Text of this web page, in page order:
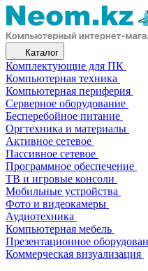
Каталог
Комплектующие для ПК
Компьютерная техника
Компьютерная периферия
Серверное оборудование
Бесперебойное питание
Оргтехника и материалы
Активное сетевое
Пассивное сетевое
Программное обеспечение
ТВ и игровые консоли
Мобильные устройства
Фото и видеокамеры
Аудиотехника
Компьютерная мебель
Презентационное
Коммерческая визуализация